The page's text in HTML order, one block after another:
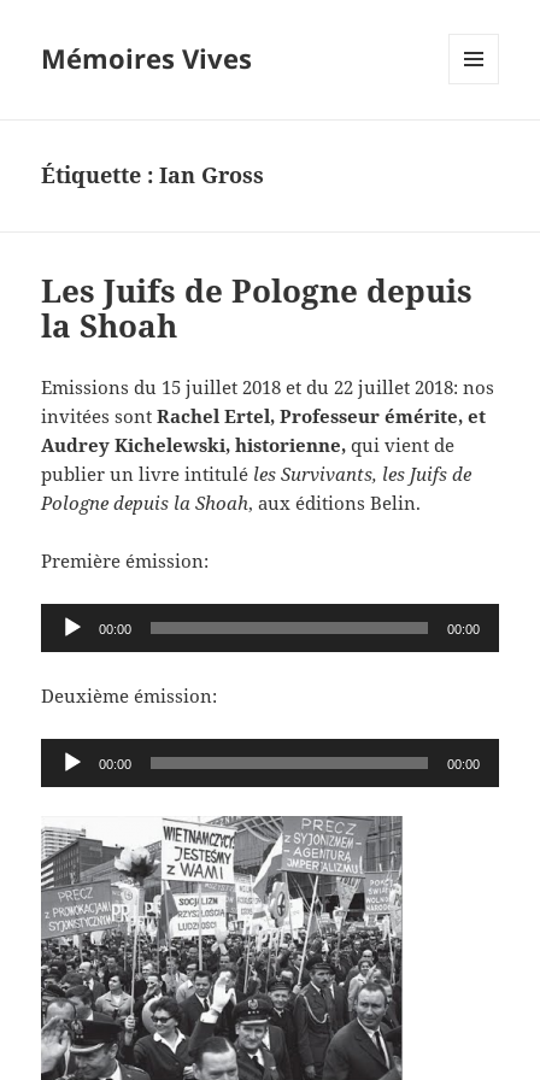
Mémoires Vives
Étiquette :Ian Gross
Les Juifs de Pologne depuis
la Shoah
Emissions du 15 juillet 2018 et du 22 juillet 2018: nos
invitées sontRachel Ertel, Professeur émérite, et
Audrey Kichelewski, historienne, qui vient de
publier un livre intitulé les Survivants, les Juifs de
Pologne depuis la Shoah, aux éditions Belin.
Première émission:
Lecteur
audio
00:00 00:00
Deuxième émission:
Lecteur
audio
00:00 00:00